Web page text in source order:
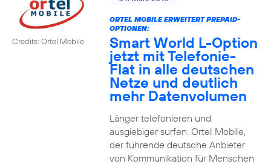
Credits: Ortel Mobile
ORTEL MOBILE ERWEITERT PREPAID-
OPTIONEN:
Smart World L-Option
jetzt mit Telefonie-
Flat in alle deutschen
Netze und deutlich
mehr Datenvolumen
Länger telefonieren und
ausgiebiger surfen: Ortel Mobile,
der führende deutsche Anbieter
von Kommunikation für Menschen